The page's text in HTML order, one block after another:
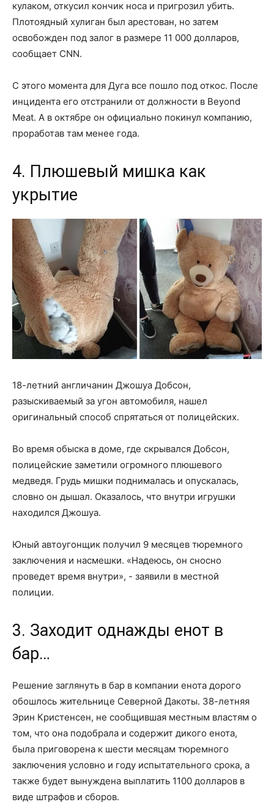
кулаком, откусил кончик носа и пригрозил убить.
Плотоядный хулиган был арестован, но затем
освобожден под залог в размере 11 000 долларов,
сообщает CNN.
С этого момента для Дуга все пошло под откос. После
инцидента его отстранили от должности в Beyond
Meat. А в октябре он официально покинул компанию,
проработав там менее года.
4. Плюшевый мишка как
укрытие
18-летний англичанин Джошуа Добсон,
разыскиваемый за угон автомобиля, нашел
оригинальный способ спрятаться от полицейских.
Во время обыска в доме, где скрывался Добсон,
полицейские заметили огромного плюшевого
медведя. Грудь мишки поднималась и опускалась,
словно он дышал. Оказалось, что внутри игрушки
находился Джошуа.
Юный автоугонщик получил 9 месяцев тюремного
заключения и насмешки. «Надеюсь, он сносно
проведет время внутри», - заявили в местной
полиции.
3. Заходит однажды енот в
бар…
Решение заглянуть в бар в компании енота дорого
обошлось жительнице Северной Дакоты. 38-летняя
Эрин Кристенсен, не сообщившая местным властям о
том, что она подобрала и содержит дикого енота,
была приговорена к шести месяцам тюремного
заключения условно и году испытательного срока, а
также будет вынуждена выплатить 1100 долларов в
виде штрафов и сборов.